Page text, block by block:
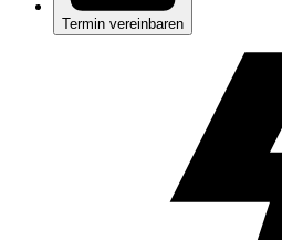
Termin vereinbaren